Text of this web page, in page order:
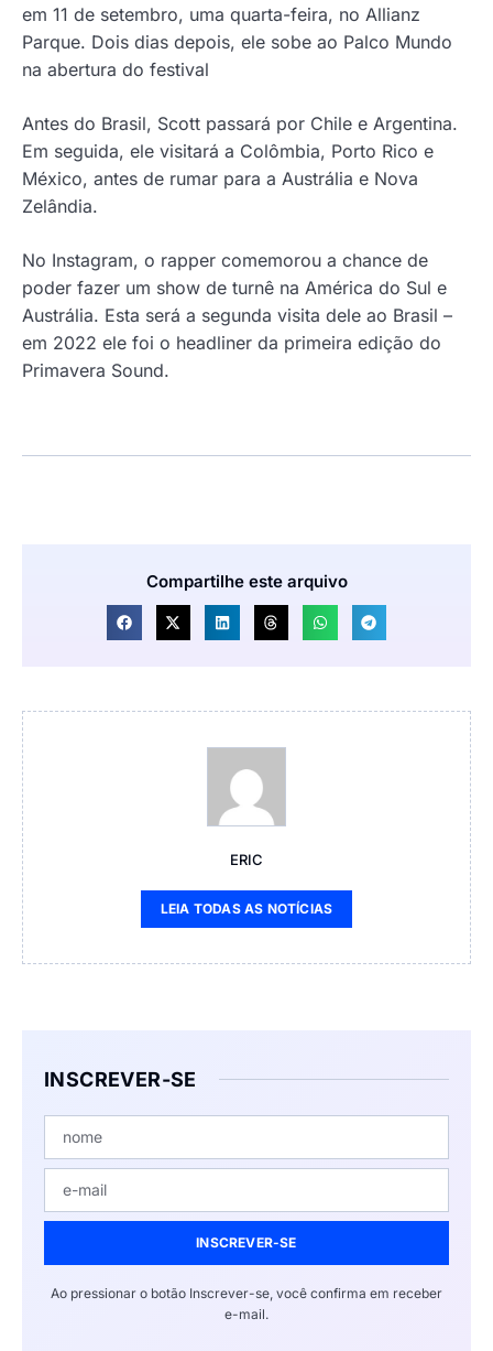
em 11 de setembro, uma quarta-feira, no Allianz
Parque. Dois dias depois, ele sobe ao Palco Mundo
na abertura do festival
Antes do Brasil, Scott passará por Chile e Argentina.
Em seguida, ele visitará a Colômbia, Porto Rico e
México, antes de rumar para a Austrália e Nova
Zelândia.
No Instagram, o rapper comemorou a chance de
poder fazer um show de turnê na América do Sul e
Austrália. Esta será a segunda visita dele ao Brasil –
em 2022 ele foi o headliner da primeira edição do
Primavera Sound.
Compartilhe este arquivo
ERIC
LEIA TODAS AS NOTÍCIAS
INSCREVER-SE
INSCREVER-SE
Ao pressionar o botão Inscrever-se, você confirma em receber
e-mail.